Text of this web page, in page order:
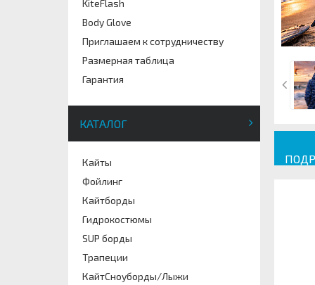
KiteFlash
Body Glove
Приглашаем к сотрудничеству
Размерная таблица
Гарантия
КАТАЛОГ
Кайты
Фойлинг
Кайтборды
Гидрокостюмы
SUP борды
Трапеции
КайтСноуборды/Лыжи